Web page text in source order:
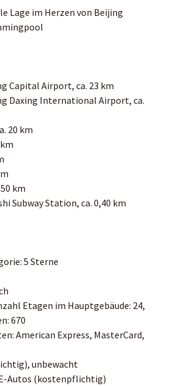
Lage im Herzen von Beijing
Capital Airport, ca. 23 km
Daxing International Airport, ca.
20 km
km
Subway Station, ca. 0,40 km
5 Sterne
Etagen im Hauptgebäude: 24,
670
American Express, MasterCard,
unbewacht
Autos (kostenpflichtig)